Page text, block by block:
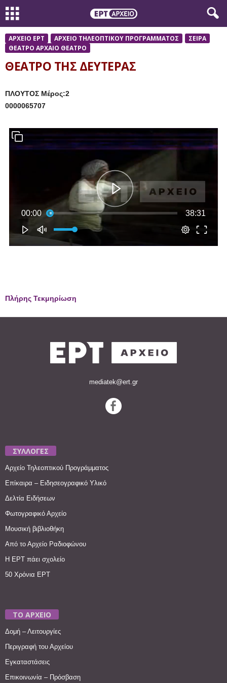
ΑΡΧΕΙΟ ΕΡΤ ΑΡΧΕΙΟ ΤΗΛΕΟΠΤΙΚΟΥ ΠΡΟΓΡΑΜΜΑΤΟΣ
ΣΕΙΡΑ
ΘΕΑΤΡΟ ΑΡΧΑΙΟ ΘΕΑΤΡΟ
ΘΕΑΤΡΟ ΤΗΣ ΔΕΥΤΕΡΑΣ
ΠΛΟΥΤΟΣ Μέρος:2
0000065707
Πλήρης Τεκμηρίωση
mediatek@ert.gr
ΣΥΛΛΟΓΕΣ
Αρχείο Τηλεοπτικού Προγράμματος
Επίκαιρα – Ειδησεογραφικό Υλικό
Δελτία Ειδήσεων
Φωτογραφικό Αρχείο
Μουσική βιβλιοθήκη
Από το Αρχείο Ραδιοφώνου
Η ΕΡΤ πάει σχολείο
50 Χρόνια ΕΡΤ
ΤΟ ΑΡΧΕΙΟ
Δομή – Λειτουργίες
Περιγραφή του Αρχείου
Εγκαταστάσεις
Επικοινωνία – Πρόσβαση